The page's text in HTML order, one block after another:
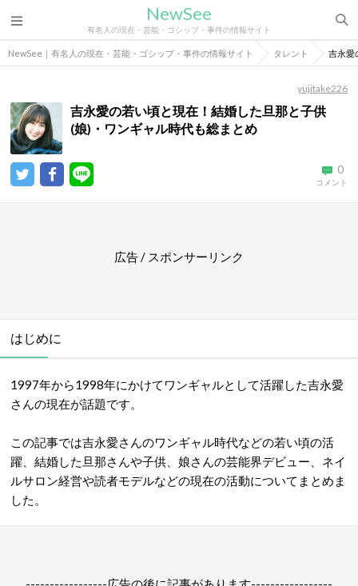
NewSee
有名人の現在・芸能・ゴシップ・事件の情報サイト
NewSee｜有名人の現在・芸能・ゴシップ・事件の情報サイト タレント 吉永愛
yujitake226
吉永愛の若い頃と現在！結婚した旦那と子供
(娘)・ワンギャル時代も総まとめ
0
コメント
広告 / スポンサーリンク
はじめに
1997年から1998年にかけてワンギャルとして活躍した吉永愛
さんの現在が話題です。
この記事では吉永愛さんのワンギャル時代などの若い頃の活
躍、結婚した旦那さんや子供、娘さんの芸能界デビュー、ネイ
ルサロン経営や読者モデルなどの現在の活動についてまとめま
した。